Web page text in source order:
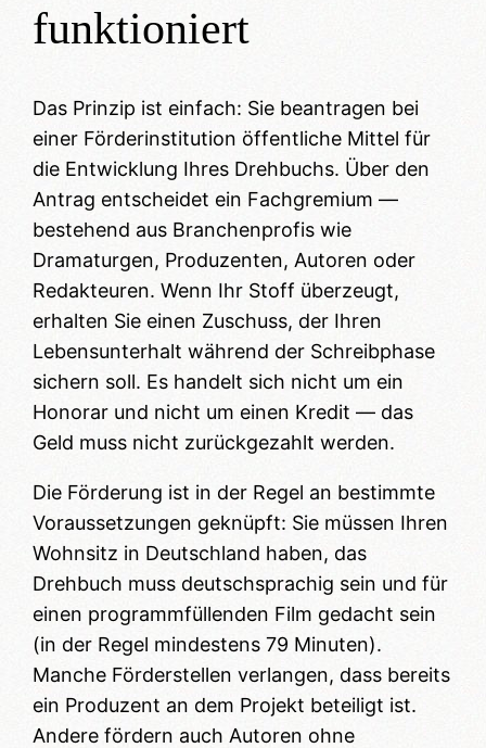
funktioniert
Das Prinzip ist einfach: Sie beantragen bei
einer Förderinstitution öffentliche Mittel für
die Entwicklung Ihres Drehbuchs. Über den
Antrag entscheidet ein Fachgremium —
bestehend aus Branchenprofis wie
Dramaturgen, Produzenten, Autoren oder
Redakteuren. Wenn Ihr Stoff überzeugt,
erhalten Sie einen Zuschuss, der Ihren
Lebensunterhalt während der Schreibphase
sichern soll. Es handelt sich nicht um ein
Honorar und nicht um einen Kredit — das
Geld muss nicht zurückgezahlt werden.
Die Förderung ist in der Regel an bestimmte
Voraussetzungen geknüpft: Sie müssen Ihren
Wohnsitz in Deutschland haben, das
Drehbuch muss deutschsprachig sein und für
einen programmfüllenden Film gedacht sein
(in der Regel mindestens 79 Minuten).
Manche Förderstellen verlangen, dass bereits
ein Produzent an dem Projekt beteiligt ist.
Andere fördern auch Autoren ohne